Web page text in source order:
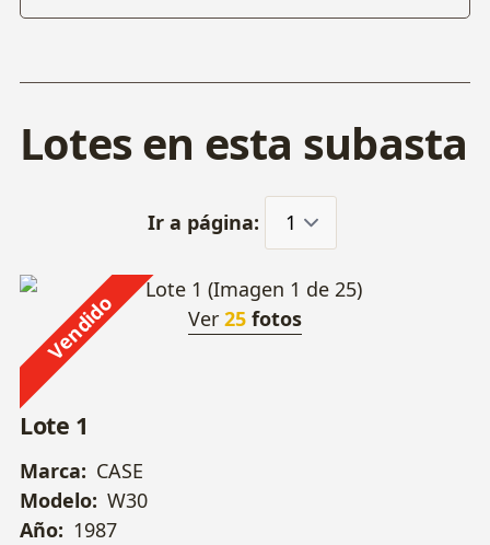
Lotes en esta subasta
Ir a página:
Vendido Ver 25 fotos
Lote 1
Marca: CASE
Modelo: W30
Año: 1987